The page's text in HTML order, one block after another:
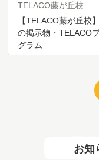
TELACO藤が丘校
【TELACO藤が丘校
の掲示物・TELACO
グラム
お知